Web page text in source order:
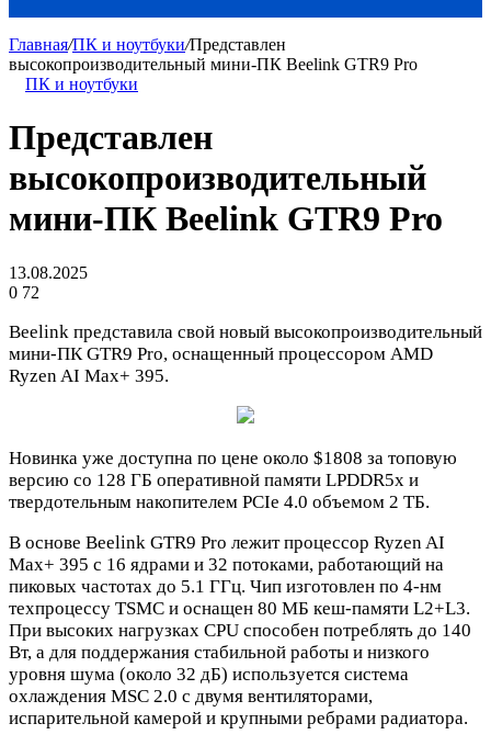
Главная/ПК и ноутбуки/Представлен
высокопроизводительный мини-ПК Beelink GTR9 Pro
ПК и ноутбуки
Представлен
высокопроизводительный
мини-ПК Beelink GTR9 Pro
13.08.2025
0 72
Beelink представила свой новый высокопроизводительный
мини-ПК GTR9 Pro, оснащенный процессором AMD
Ryzen AI Max+ 395.
Новинка уже доступна по цене около $1808 за топовую
версию со 128 ГБ оперативной памяти LPDDR5x и
твердотельным накопителем PCIe 4.0 объемом 2 ТБ.
В основе Beelink GTR9 Pro лежит процессор Ryzen AI
Max+ 395 с 16 ядрами и 32 потоками, работающий на
пиковых частотах до 5.1 ГГц. Чип изготовлен по 4-нм
техпроцессу TSMC и оснащен 80 МБ кеш-памяти L2+L3.
При высоких нагрузках CPU способен потреблять до 140
Вт, а для поддержания стабильной работы и низкого
уровня шума (около 32 дБ) используется система
охлаждения MSC 2.0 с двумя вентиляторами,
испарительной камерой и крупными ребрами радиатора.